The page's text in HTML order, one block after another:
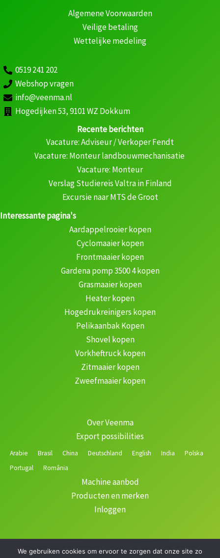
Algemene Voorwaarden
Veilige betaling
Wettelijke medeling
0519 241 202
Webshop vragen
info@veenma.nl
Hogedijken 53, 9101 WZ Dokkum
Recente berichten
Vacature: Adviseur / Verkoper Fendt
Vacature: Monteur landbouwmechanisatie
Vacature: Monteur
Verslag Studiereis Valtra in Finland
Excursie naar MTS de Groot
Interessante pagina's
Aardappelrooier kopen
Cyclomaaier kopen
Frontmaaier kopen
Gardena pomp 3500 4 kopen
Grasmaaier kopen
Heater kopen
Hogedrukreinigers kopen
Pelikaanbak Kopen
Shovel kopen
Vorkheftruck kopen
Zitmaaier kopen
Zweefmaaier kopen
Over Veenma
Export possibilities
Arabie Brasil China Deutschland English India
Polska
Portugal
România
Machine aanbod
Producten en merken
Inloggen
We gebruiken cookies om ervoor te zorgen dat onze site zo